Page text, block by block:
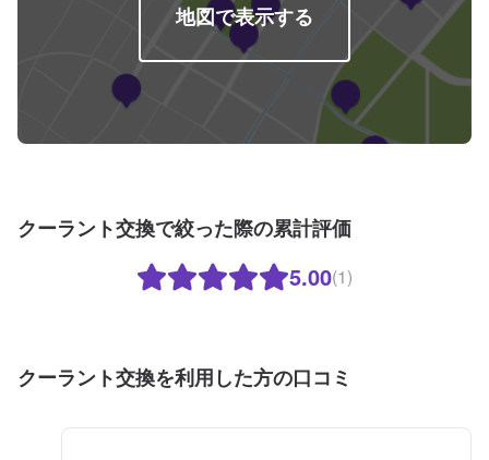
地図で表示する
クーラント交換で絞った際の累計評価
5.00(1)
クーラント交換を利用した方の口コミ